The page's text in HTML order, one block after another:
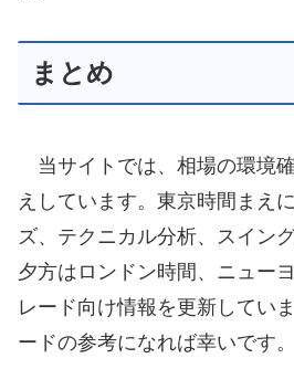
まとめ
当サイトでは、相場の環境
えしています。東京時間まえ
ズ、テクニカル分析、スイン
夕方はロンドン時間、ニュー
レード向け情報を更新してい
ードの参考になれば幸いです。